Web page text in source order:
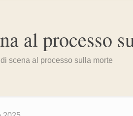
al processo
scena al processo sulla morte